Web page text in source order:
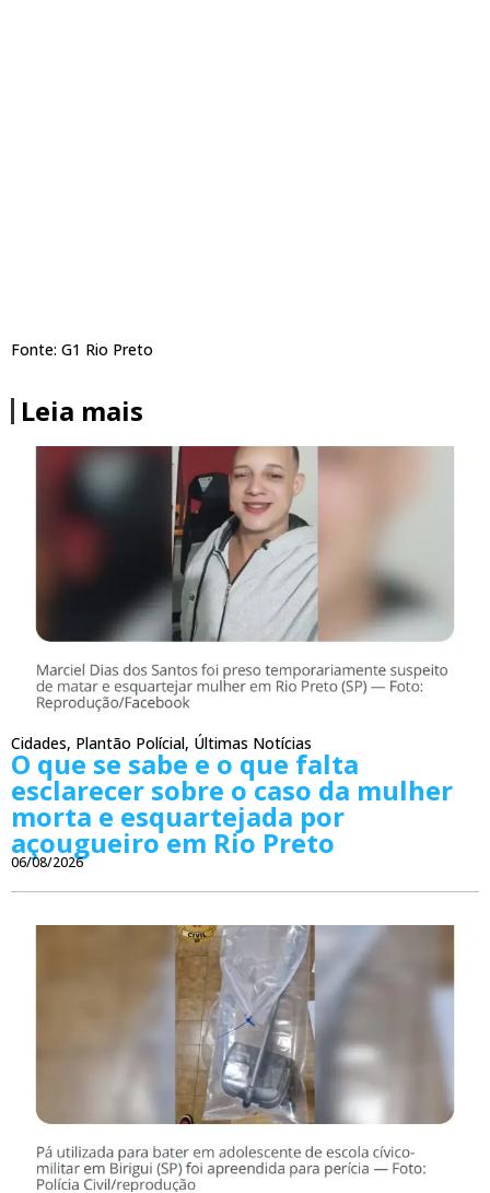
Fonte: G1 Rio Preto
Leia mais
Cidades, Plantão Polícial, Últimas Notícias
O que se sabe e o que falta
esclarecer sobre o caso da mulher
morta e esquartejada por
açougueiro em Rio Preto
06/08/2026